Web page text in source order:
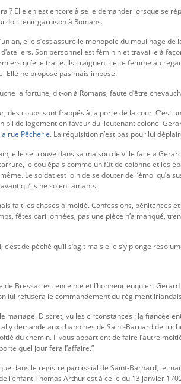
? Elle en est encore à se le demander lorsque se
doit tenir garnison à Romans.
an, elle s’est assuré le monopole du moulinage de
Son personnel est féminin et travaille à
qu’elle traite. Ils craignent cette femme au
Elle ne propose pas mais impose.
la fortune, dit-on à Romans, faute d’être
des coups sont frappés à la porte de la cour. C’est
pli de logement en faveur du lieutenant colonel
la rue Pêcherie. La réquisition n’est pas pour lui
elle se trouve dans sa maison de ville face à
le cou épais comme un fût de colonne et les
Le soldat est loin de se douter de l’émoi qu’a
qu’ils ne soient amants.
fait les choses à moitié. Confessions, pénitences
fêtes carillonnées, pas une pièce n’a manqué,
c’est de péché qu’il s’agit mais elle s’y plonge
de Bressac est enceinte et l’honneur enquiert
lui refusera le commandement du régiment
le mariage. Discret, vu les circonstances : la fiancée
demande aux chanoines de Saint-Barnard de
du chemin. Il vous appartient de faire l’autre
quel jour fera l’affaire.”
dans le registre paroissial de Saint-Barnard, le
l’enfant Thomas Arthur est à celle du 13 janvier